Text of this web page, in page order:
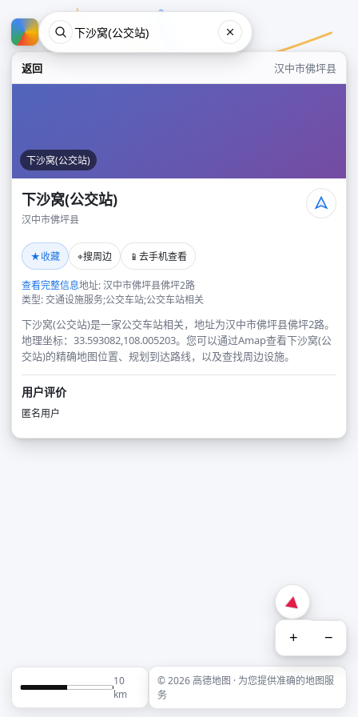
返回 汉中市佛坪县
下沙窝(公交站)
下沙窝(公交站)
汉中市佛坪县
★收藏 ⌖搜周边 📱 去手机查看
查看完整信息地址: 汉中市佛坪县佛坪2路
类型: 交通设施服务;公交车站;公交车站相关
下沙窝(公交站)是一家公交车站相关，地址为汉中市佛坪县佛坪2路。
地理坐标：33.593082,108.005203。您可以通过Amap查看下沙窝(公
交站)的精确地图位置、规划到达路线，以及查找周边设施。
用户评价
匿名用户
+ −
10
km
© 2026 高德地图 · 为您提供准确的地图服
务